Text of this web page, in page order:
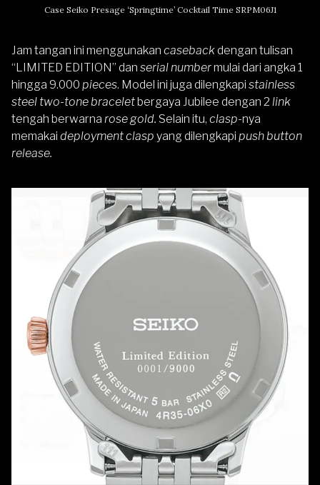
Case Seiko Presage ‘Springtime’ Cocktail Time SRPM06J1
Jam tangan ini menggunakan casebackdengan tulisan
“LIMITED EDITION” dan serial numbermulai dari angka 1
hingga 9.000 pieces. Model ini juga dilengkapi stainless
steel two-tone braceletbergaya Jubilee dengan 2 link
tengah berwarna rose gold. Selain itu, clasp-nya
memakai deployment clasp yang dilengkapi push button
release.